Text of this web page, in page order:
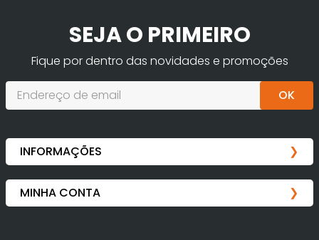
SEJA O PRIMEIRO
Fique por dentro das novidades e promoções
OK